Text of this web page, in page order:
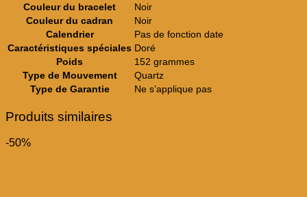
Couleur du bracelet
Noir
Couleur du cadran
Noir
Calendrier
Pas de fonction date
Caractéristiques spéciales Doré
Poids
152 grammes
Type de Mouvement
Quartz
Type de Garantie
Ne s’applique pas
Produits similaires
-50%